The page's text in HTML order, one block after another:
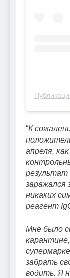
“К
апреля,
результат
заражался
никаких
реагент
Мне было
карантине,
забрать
водить. Я